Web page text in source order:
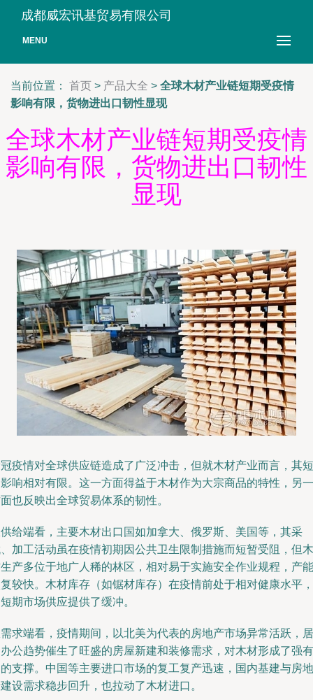
成都威宏讯基贸易有限公司
MENU
当前位置： 首页 > 产品大全 > 全球木材产业链短期受疫情
影响有限，货物进出口韧性显现
全球木材产业链短期受疫情
影响有限，货物进出口韧性
显现
疫情对全球供应链造成了广泛冲击，但就木材产业而言，其短
响相对有限。这一方面得益于木材作为大宗商品的特性，另一
也反映出全球贸易体系的韧性。
给端看，主要木材出口国如加拿大、俄罗斯、美国等，其采
加工活动虽在疫情初期因公共卫生限制措施而短暂受阻，但木
产多位于地广人稀的林区，相对易于实施安全作业规程，产能
较快。木材库存（如锯材库存）在疫情前处于相对健康水平，
期市场供应提供了缓冲。
求端看，疫情期间，以北美为代表的房地产市场异常活跃，居
公趋势催生了旺盛的房屋新建和装修需求，对木材形成了强有
支撑。中国等主要进口市场的复工复产迅速，国内基建与房地
设需求稳步回升，也拉动了木材进口。